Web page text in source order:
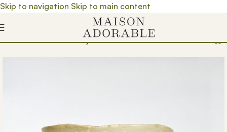
Skip to navigation Skip to main content
/ Proizvedeno u Srbiji/ Brendovi/ Maison Adorable